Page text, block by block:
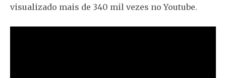
visualizado mais de 340 mil vezes no Youtube.